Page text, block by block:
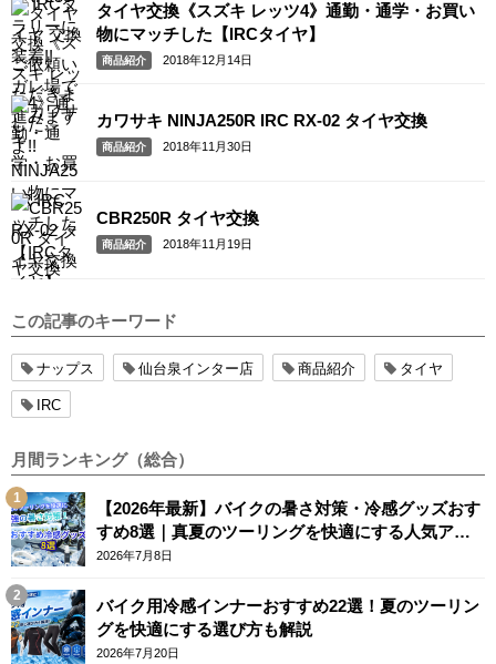
タイヤ交換《スズキ レッツ4》通勤・通学・お買い
物にマッチした【IRCタイヤ】
商品紹介 2018年12月14日
カワサキ NINJA250R IRC RX-02 タイヤ交換
商品紹介 2018年11月30日
CBR250R タイヤ交換
商品紹介 2018年11月19日
この記事のキーワード
ナップス 仙台泉インター店 商品紹介 タイヤ
IRC
月間ランキング（総合）
【2026年最新】バイクの暑さ対策・冷感グッズおす
すめ8選｜真夏のツーリングを快適にする人気アイ
テム
2026年7月8日
バイク用冷感インナーおすすめ22選！夏のツーリン
グを快適にする選び方も解説
2026年7月20日